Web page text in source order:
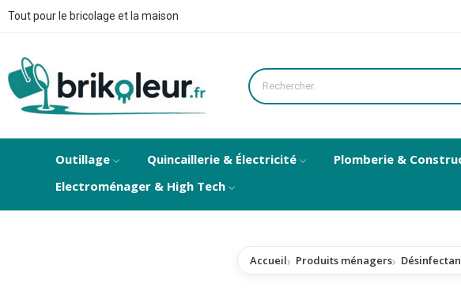
Tout pour le bricolage et la maison
Outillage Quincaillerie & Électricité Plomberie &
Electroménager & High Tech
Accueil Produits ménagers